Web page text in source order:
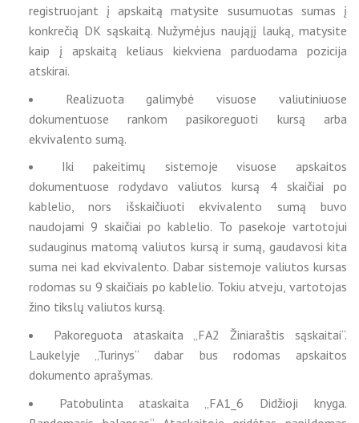
registruojant į apskaitą matysite susumuotas sumas į
konkrečią DK sąskaitą. Nužymėjus naująjį lauką, matysite
kaip į apskaitą keliaus kiekviena parduodama pozicija
atskirai.
Realizuota galimybė visuose valiutiniuose
dokumentuose rankom pasikoreguoti kursą arba
ekvivalento sumą.
Iki pakeitimų sistemoje visuose apskaitos
dokumentuose rodydavo valiutos kursą 4 skaičiai po
kablelio, nors išskaičiuoti ekvivalento sumą buvo
naudojami 9 skaičiai po kablelio. To pasekoje vartotojui
sudauginus matomą valiutos kursą ir sumą, gaudavosi kita
suma nei kad ekvivalento. Dabar sistemoje valiutos kursas
rodomas su 9 skaičiais po kablelio. Tokiu atveju, vartotojas
žino tikslų valiutos kursą.
Pakoreguota ataskaita „FA2 Žiniaraštis sąskaitai“.
Laukelyje „Turinys“ dabar bus rodomas apskaitos
dokumento aprašymas.
Patobulinta ataskaita „FA1_6 Didžioji knyga.